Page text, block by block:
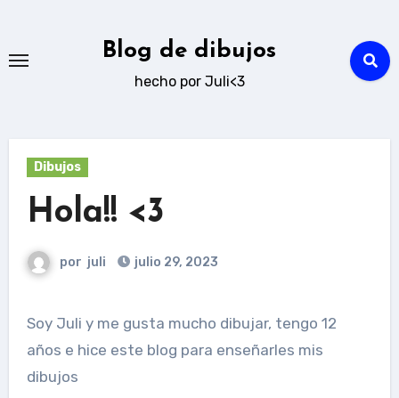
contenido
Blog de dibujos
hecho por Juli<3
Dibujos
Hola!! <3
por juli julio 29, 2023
Soy Juli y me gusta mucho dibujar, tengo 12
años e hice este blog para enseñarles mis
dibujos